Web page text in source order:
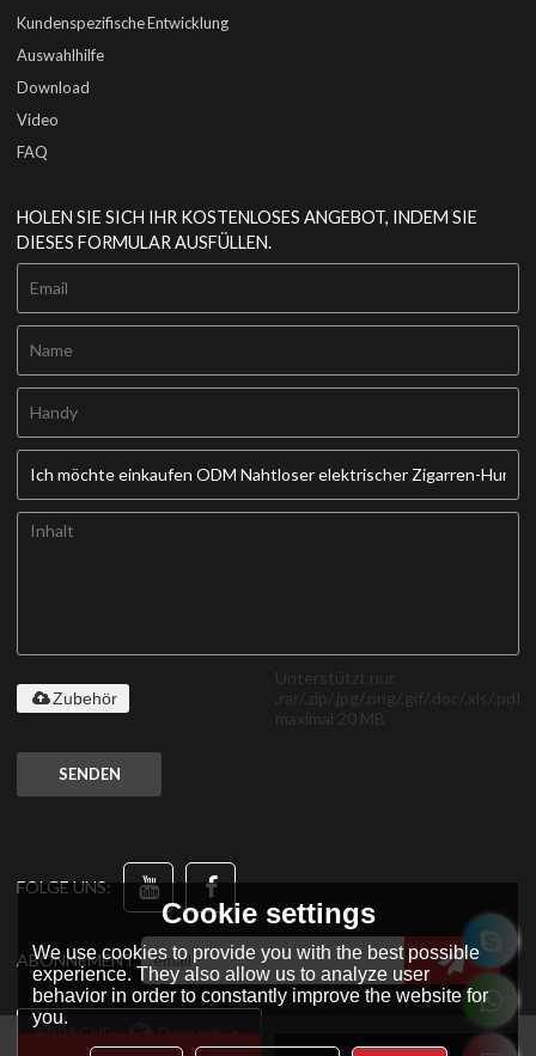
Kundenspezifische Entwicklung
Auswahlhilfe
Download
Video
FAQ
HOLEN SIE SICH IHR KOSTENLOSES ANGEBOT, INDEM SIE
DIESES FORMULAR AUSFÜLLEN.
Unterstützt nur
.rar/.zip/.jpg/.png/.gif/.doc/.xls/.pdf,
maximal 20 MB
Zubehör
SENDEN
FOLGE UNS:
ABONNEMENT
SPRACHE: Deutsch
Cookie settings
We use cookies to provide you with the best possible
experience. They also allow us to analyze user
behavior in order to constantly improve the website for
you.